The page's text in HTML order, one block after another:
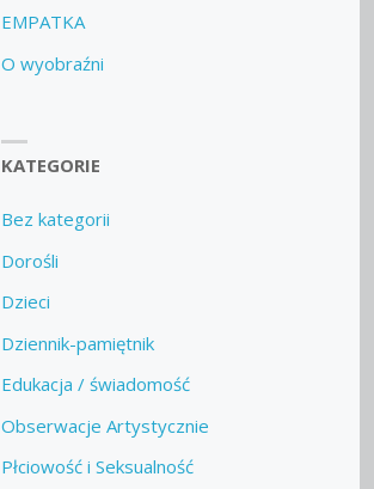
EMPATKA
O wyobraźni
KATEGORIE
Bez kategorii
Dorośli
Dzieci
Dziennik-pamiętnik
Edukacja / świadomość
Obserwacje Artystycznie
Płciowość i Seksualność